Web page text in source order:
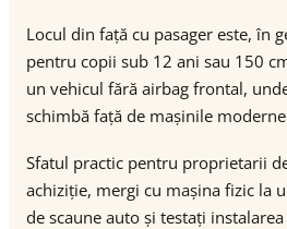
Locul din față cu pasager este, în
pentru copii sub 12 ani sau 150
un vehicul fără airbag frontal,
schimbă față de mașinile
Sfatul practic pentru proprietarii
achiziție, mergi cu mașina fizic la
de scaune auto și testați